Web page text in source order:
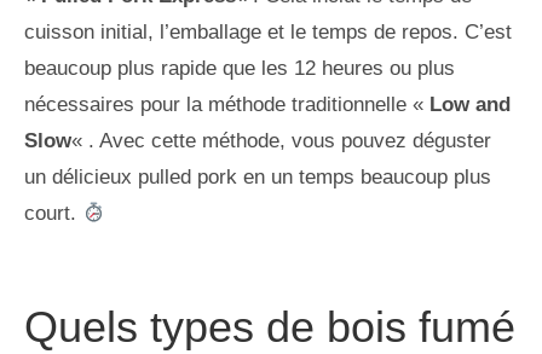
cuisson initial, l’emballage et le temps de repos. C’est
beaucoup plus rapide que les 12 heures ou plus
nécessaires pour la méthode traditionnelle « Low and
Slow« . Avec cette méthode, vous pouvez déguster
un délicieux pulled pork en un temps beaucoup plus
court.
Quels types de bois fumé